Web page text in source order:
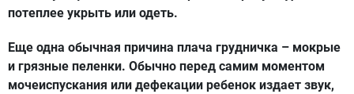
потеплее укрыть или одеть.
Еще одна обычная причина плача грудничка – мокрые
и грязные пеленки. Обычно перед самим моментом
мочеиспускания или дефекации ребенок издает звук,